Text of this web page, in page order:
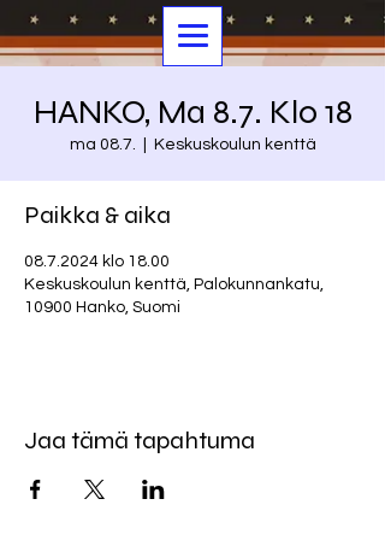
HANKO, Ma 8.7. Klo 18
ma 08.7. Keskuskoulun kenttä
Paikka & aika
08.7.2024 klo 18.00
Keskuskoulun kenttä, Palokunnankatu,
10900 Hanko, Suomi
Jaa tämä tapahtuma